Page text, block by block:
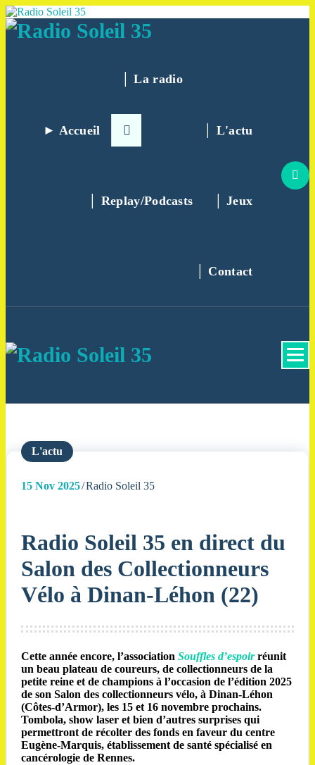
Aller
au
contenu
► Accueil
│ La radio
│ L'actu
│ Replay/Podcasts │ Jeux
│ Contact
L'actu
15Nov 2025 Radio Soleil 35
Radio Soleil 35 en direct du
Salon des Collectionneurs
Vélo à Dinan-Léhon (22)
Cette année encore, l’association Souffles d’espoirréunit
un beau plateau de coureurs, de collectionneurs de la
petite reine et de champions à l’occasion de l’édition 2025
de son Salon des collectionneurs vélo, à Dinan-Léhon
(Côtes-d’Armor), les 15 et 16 novembre prochains.
Tombola, show laser et bien d’autres surprises qui
permettront de récolter des fonds en faveur du centre
Eugène-Marquis, établissement de santé spécialisé en
cancérologie de Rennes.